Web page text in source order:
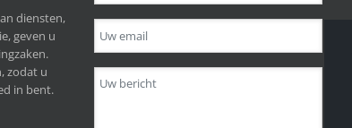
diensten,
geven u
zodat u
in bent.